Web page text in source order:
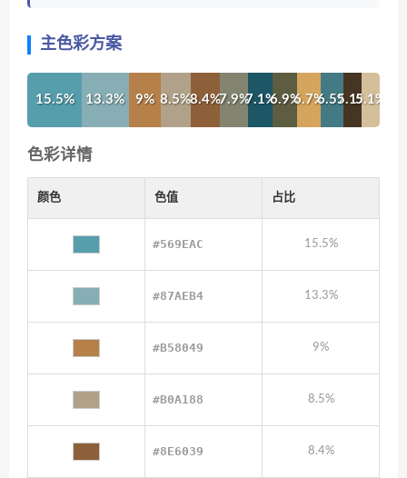
主色彩方案
15.5% 13.3% 9% 8.5%8.4%7.9%7.1%6.9%6.7%6.5%5.1%5.1%
色彩详情
颜色 色值 占比
#569EAC 15.5%
#87AEB4 13.3%
#B58049 9%
#B0A188 8.5%
#8E6039 8.4%